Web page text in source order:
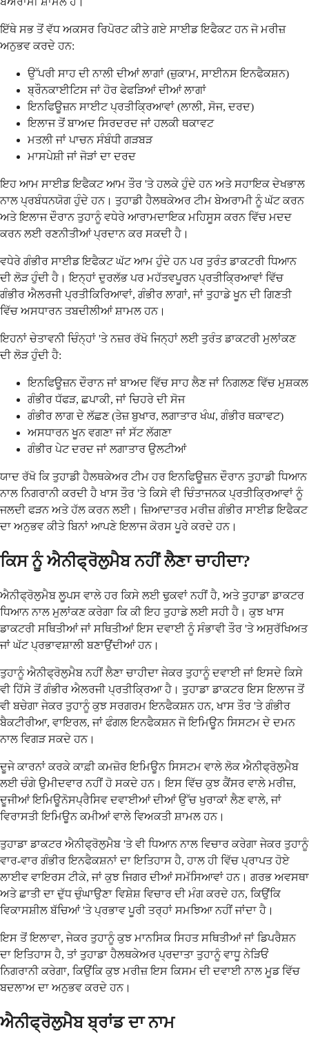
ਇੱਥੇ ਸਭ ਤੋਂ ਵੱਧ ਅਕਸਰ ਰਿਪੋਰਟ ਕੀਤੇ ਗਏ ਸਾਈਡ ਇਫੈਕਟ ਹਨ ਜੋ ਮਰੀਜ਼
ਅਨੁਭਵ ਕਰਦੇ ਹਨ:
ਉੱਪਰੀ ਸਾਹ ਦੀ ਨਾਲੀ ਦੀਆਂ ਲਾਗਾਂ (ਜ਼ੁਕਾਮ, ਸਾਈਨਸ ਇਨਫੈਕਸ਼ਨ)
ਬ੍ਰੌਨਕਾਈਟਿਸ ਜਾਂ ਹੋਰ ਫੇਫੜਿਆਂ ਦੀਆਂ ਲਾਗਾਂ
ਇਨਫਿਊਜ਼ਨ ਸਾਈਟ ਪ੍ਰਤੀਕ੍ਰਿਆਵਾਂ (ਲਾਲੀ, ਸੋਜ, ਦਰਦ)
ਇਲਾਜ ਤੋਂ ਬਾਅਦ ਸਿਰਦਰਦ ਜਾਂ ਹਲਕੀ ਥਕਾਵਟ
ਮਤਲੀ ਜਾਂ ਪਾਚਨ ਸੰਬੰਧੀ ਗੜਬੜ
ਮਾਸਪੇਸ਼ੀ ਜਾਂ ਜੋੜਾਂ ਦਾ ਦਰਦ
ਇਹ ਆਮ ਸਾਈਡ ਇਫੈਕਟ ਆਮ ਤੌਰ 'ਤੇ ਹਲਕੇ ਹੁੰਦੇ ਹਨ ਅਤੇ ਸਹਾਇਕ ਦੇਖਭਾਲ
ਨਾਲ ਪ੍ਰਬੰਧਨਯੋਗ ਹੁੰਦੇ ਹਨ। ਤੁਹਾਡੀ ਹੈਲਥਕੇਅਰ ਟੀਮ ਬੇਅਰਾਮੀ ਨੂੰ ਘੱਟ ਕਰਨ
ਅਤੇ ਇਲਾਜ ਦੌਰਾਨ ਤੁਹਾਨੂੰ ਵਧੇਰੇ ਆਰਾਮਦਾਇਕ ਮਹਿਸੂਸ ਕਰਨ ਵਿੱਚ ਮਦਦ
ਕਰਨ ਲਈ ਰਣਨੀਤੀਆਂ ਪ੍ਰਦਾਨ ਕਰ ਸਕਦੀ ਹੈ।
ਵਧੇਰੇ ਗੰਭੀਰ ਸਾਈਡ ਇਫੈਕਟ ਘੱਟ ਆਮ ਹੁੰਦੇ ਹਨ ਪਰ ਤੁਰੰਤ ਡਾਕਟਰੀ ਧਿਆਨ
ਦੀ ਲੋੜ ਹੁੰਦੀ ਹੈ। ਇਨ੍ਹਾਂ ਦੁਰਲੱਭ ਪਰ ਮਹੱਤਵਪੂਰਨ ਪ੍ਰਤੀਕ੍ਰਿਆਵਾਂ ਵਿੱਚ
ਗੰਭੀਰ ਐਲਰਜੀ ਪ੍ਰਤੀਕਿਰਿਆਵਾਂ, ਗੰਭੀਰ ਲਾਗਾਂ, ਜਾਂ ਤੁਹਾਡੇ ਖੂਨ ਦੀ ਗਿਣਤੀ
ਵਿੱਚ ਅਸਧਾਰਨ ਤਬਦੀਲੀਆਂ ਸ਼ਾਮਲ ਹਨ।
ਇਹਨਾਂ ਚੇਤਾਵਨੀ ਚਿੰਨ੍ਹਾਂ 'ਤੇ ਨਜ਼ਰ ਰੱਖੋ ਜਿਨ੍ਹਾਂ ਲਈ ਤੁਰੰਤ ਡਾਕਟਰੀ ਮੁਲਾਂਕਣ
ਦੀ ਲੋੜ ਹੁੰਦੀ ਹੈ:
ਇਨਫਿਊਜ਼ਨ ਦੌਰਾਨ ਜਾਂ ਬਾਅਦ ਵਿੱਚ ਸਾਹ ਲੈਣ ਜਾਂ ਨਿਗਲਣ ਵਿੱਚ ਮੁਸ਼ਕਲ
ਗੰਭੀਰ ਧੱਫੜ, ਛਪਾਕੀ, ਜਾਂ ਚਿਹਰੇ ਦੀ ਸੋਜ
ਗੰਭੀਰ ਲਾਗ ਦੇ ਲੱਛਣ (ਤੇਜ਼ ਬੁਖਾਰ, ਲਗਾਤਾਰ ਖੰਘ, ਗੰਭੀਰ ਥਕਾਵਟ)
ਅਸਧਾਰਨ ਖੂਨ ਵਗਣਾ ਜਾਂ ਸੱਟ ਲੱਗਣਾ
ਗੰਭੀਰ ਪੇਟ ਦਰਦ ਜਾਂ ਲਗਾਤਾਰ ਉਲਟੀਆਂ
ਯਾਦ ਰੱਖੋ ਕਿ ਤੁਹਾਡੀ ਹੈਲਥਕੇਅਰ ਟੀਮ ਹਰ ਇਨਫਿਊਜ਼ਨ ਦੌਰਾਨ ਤੁਹਾਡੀ ਧਿਆਨ
ਨਾਲ ਨਿਗਰਾਨੀ ਕਰਦੀ ਹੈ ਖਾਸ ਤੌਰ 'ਤੇ ਕਿਸੇ ਵੀ ਚਿੰਤਾਜਨਕ ਪ੍ਰਤੀਕ੍ਰਿਆਵਾਂ ਨੂੰ
ਜਲਦੀ ਫੜਨ ਅਤੇ ਹੱਲ ਕਰਨ ਲਈ। ਜ਼ਿਆਦਾਤਰ ਮਰੀਜ਼ ਗੰਭੀਰ ਸਾਈਡ ਇਫੈਕਟ
ਦਾ ਅਨੁਭਵ ਕੀਤੇ ਬਿਨਾਂ ਆਪਣੇ ਇਲਾਜ ਕੋਰਸ ਪੂਰੇ ਕਰਦੇ ਹਨ।
ਕਿਸ ਨੂੰ ਐਨੀਫ੍ਰੋਲੁਮੈਬ ਨਹੀਂ ਲੈਣਾ ਚਾਹੀਦਾ?
ਐਨੀਫ੍ਰੋਲੁਮੈਬ ਲੂਪਸ ਵਾਲੇ ਹਰ ਕਿਸੇ ਲਈ ਢੁਕਵਾਂ ਨਹੀਂ ਹੈ, ਅਤੇ ਤੁਹਾਡਾ ਡਾਕਟਰ
ਧਿਆਨ ਨਾਲ ਮੁਲਾਂਕਣ ਕਰੇਗਾ ਕਿ ਕੀ ਇਹ ਤੁਹਾਡੇ ਲਈ ਸਹੀ ਹੈ। ਕੁਝ ਖਾਸ
ਡਾਕਟਰੀ ਸਥਿਤੀਆਂ ਜਾਂ ਸਥਿਤੀਆਂ ਇਸ ਦਵਾਈ ਨੂੰ ਸੰਭਾਵੀ ਤੌਰ 'ਤੇ ਅਸੁਰੱਖਿਅਤ
ਜਾਂ ਘੱਟ ਪ੍ਰਭਾਵਸ਼ਾਲੀ ਬਣਾਉਂਦੀਆਂ ਹਨ।
ਤੁਹਾਨੂੰ ਐਨੀਫ੍ਰੋਲੁਮੈਬ ਨਹੀਂ ਲੈਣਾ ਚਾਹੀਦਾ ਜੇਕਰ ਤੁਹਾਨੂੰ ਦਵਾਈ ਜਾਂ ਇਸਦੇ ਕਿਸੇ
ਵੀ ਹਿੱਸੇ ਤੋਂ ਗੰਭੀਰ ਐਲਰਜੀ ਪ੍ਰਤੀਕ੍ਰਿਆ ਹੈ। ਤੁਹਾਡਾ ਡਾਕਟਰ ਇਸ ਇਲਾਜ ਤੋਂ
ਵੀ ਬਚੇਗਾ ਜੇਕਰ ਤੁਹਾਨੂੰ ਕੁਝ ਸਰਗਰਮ ਇਨਫੈਕਸ਼ਨ ਹਨ, ਖਾਸ ਤੌਰ 'ਤੇ ਗੰਭੀਰ
ਬੈਕਟੀਰੀਆ, ਵਾਇਰਲ, ਜਾਂ ਫੰਗਲ ਇਨਫੈਕਸ਼ਨ ਜੋ ਇਮਿਊਨ ਸਿਸਟਮ ਦੇ ਦਮਨ
ਨਾਲ ਵਿਗੜ ਸਕਦੇ ਹਨ।
ਦੂਜੇ ਕਾਰਨਾਂ ਕਰਕੇ ਕਾਫ਼ੀ ਕਮਜ਼ੋਰ ਇਮਿਊਨ ਸਿਸਟਮ ਵਾਲੇ ਲੋਕ ਐਨੀਫ੍ਰੋਲੁਮੈਬ
ਲਈ ਚੰਗੇ ਉਮੀਦਵਾਰ ਨਹੀਂ ਹੋ ਸਕਦੇ ਹਨ। ਇਸ ਵਿੱਚ ਕੁਝ ਕੈਂਸਰ ਵਾਲੇ ਮਰੀਜ਼,
ਦੂਜੀਆਂ ਇਮਿਊਨੋਸਪ੍ਰੈਸਿਵ ਦਵਾਈਆਂ ਦੀਆਂ ਉੱਚ ਖੁਰਾਕਾਂ ਲੈਣ ਵਾਲੇ, ਜਾਂ
ਵਿਰਾਸਤੀ ਇਮਿਊਨ ਕਮੀਆਂ ਵਾਲੇ ਵਿਅਕਤੀ ਸ਼ਾਮਲ ਹਨ।
ਤੁਹਾਡਾ ਡਾਕਟਰ ਐਨੀਫ੍ਰੋਲੁਮੈਬ 'ਤੇ ਵੀ ਧਿਆਨ ਨਾਲ ਵਿਚਾਰ ਕਰੇਗਾ ਜੇਕਰ ਤੁਹਾਨੂੰ
ਵਾਰ-ਵਾਰ ਗੰਭੀਰ ਇਨਫੈਕਸ਼ਨਾਂ ਦਾ ਇਤਿਹਾਸ ਹੈ, ਹਾਲ ਹੀ ਵਿੱਚ ਪ੍ਰਾਪਤ ਹੋਏ
ਲਾਈਵ ਵਾਇਰਸ ਟੀਕੇ, ਜਾਂ ਕੁਝ ਜਿਗਰ ਦੀਆਂ ਸਮੱਸਿਆਵਾਂ ਹਨ। ਗਰਭ ਅਵਸਥਾ
ਅਤੇ ਛਾਤੀ ਦਾ ਦੁੱਧ ਚੁੰਘਾਉਣਾ ਵਿਸ਼ੇਸ਼ ਵਿਚਾਰ ਦੀ ਮੰਗ ਕਰਦੇ ਹਨ, ਕਿਉਂਕਿ
ਵਿਕਾਸਸ਼ੀਲ ਬੱਚਿਆਂ 'ਤੇ ਪ੍ਰਭਾਵ ਪੂਰੀ ਤਰ੍ਹਾਂ ਸਮਝਿਆ ਨਹੀਂ ਜਾਂਦਾ ਹੈ।
ਇਸ ਤੋਂ ਇਲਾਵਾ, ਜੇਕਰ ਤੁਹਾਨੂੰ ਕੁਝ ਮਾਨਸਿਕ ਸਿਹਤ ਸਥਿਤੀਆਂ ਜਾਂ ਡਿਪਰੈਸ਼ਨ
ਦਾ ਇਤਿਹਾਸ ਹੈ, ਤਾਂ ਤੁਹਾਡਾ ਹੈਲਥਕੇਅਰ ਪ੍ਰਦਾਤਾ ਤੁਹਾਨੂੰ ਵਾਧੂ ਨੇੜਿਓਂ
ਨਿਗਰਾਨੀ ਕਰੇਗਾ, ਕਿਉਂਕਿ ਕੁਝ ਮਰੀਜ਼ ਇਸ ਕਿਸਮ ਦੀ ਦਵਾਈ ਨਾਲ ਮੂਡ ਵਿੱਚ
ਬਦਲਾਅ ਦਾ ਅਨੁਭਵ ਕਰਦੇ ਹਨ।
ਐਨੀਫ੍ਰੋਲੁਮੈਬ ਬ੍ਰਾਂਡ ਦਾ ਨਾਮ